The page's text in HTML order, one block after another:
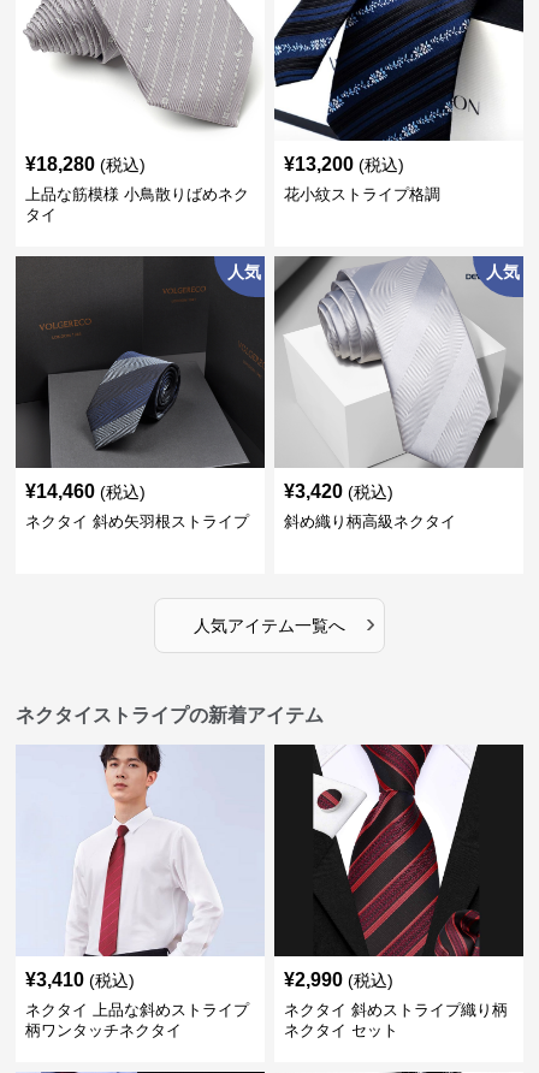
¥18,280 (税込)
上品な筋模様 小鳥散りばめネク
タイ
¥13,200 (税込)
花小紋ストライプ格調
人気
¥14,460 (税込)
ネクタイ 斜め矢羽根ストライプ
人気
¥3,420 (税込)
斜め織り柄高級ネクタイ
人気アイテム一覧へ ›
ネクタイストライプの新着アイテム
¥3,410 (税込)
ネクタイ 上品な斜めストライプ
柄ワンタッチネクタイ
¥2,990 (税込)
ネクタイ 斜めストライプ織り柄
ネクタイ セット